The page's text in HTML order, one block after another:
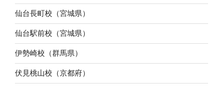
仙台長町校（宮城県）
仙台駅前校（宮城県）
伊勢崎校（群馬県）
伏見桃山校（京都府）